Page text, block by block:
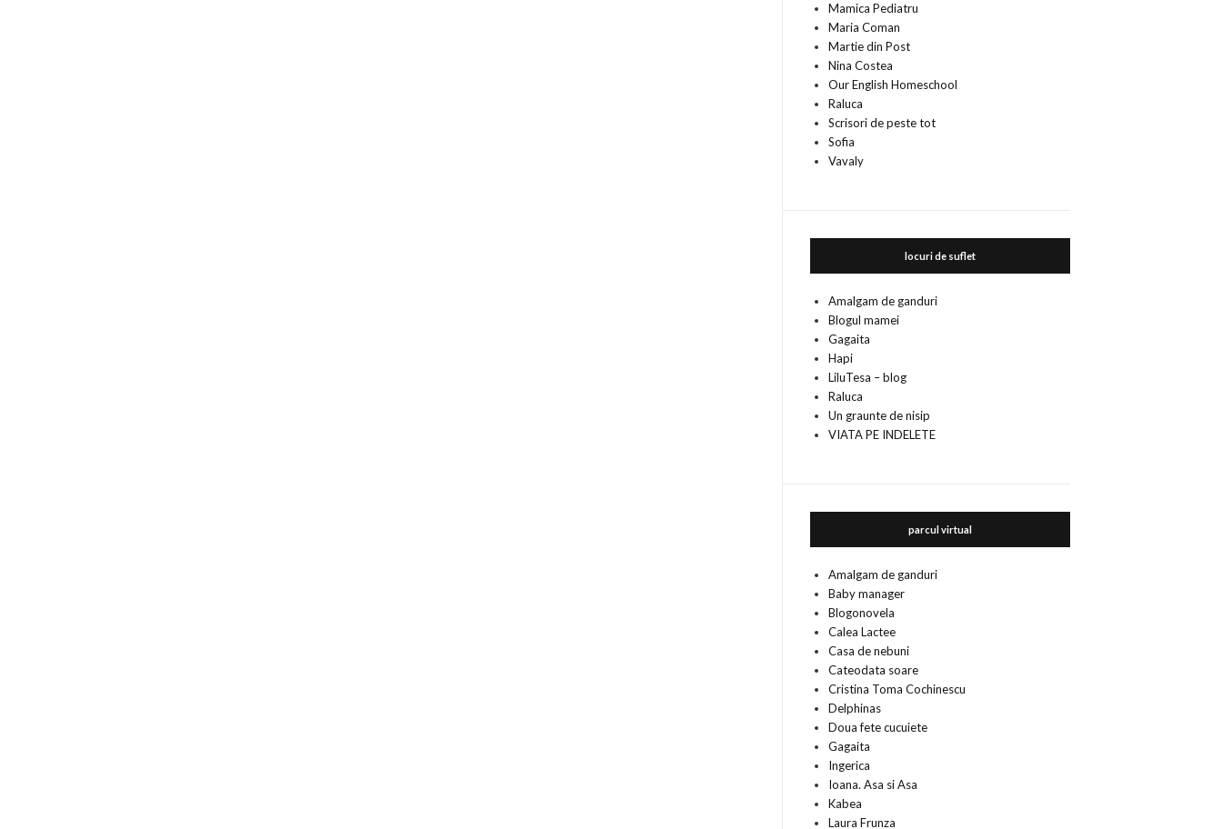
Mamica Pediatru
Maria Coman
Martie din Post
Nina Costea
Our English Homeschool
Raluca
Scrisori de peste tot
Sofia
Vavaly
locuri de suflet
Amalgam de ganduri
Blogul mamei
Gagaita
Hapi
LiluTesa – blog
Raluca
Un graunte de nisip
VIATA PE INDELETE
parcul virtual
Amalgam de ganduri
Baby manager
Blogonovela
Calea Lactee
Casa de nebuni
Cateodata soare
Cristina Toma Cochinescu
Delphinas
Doua fete cucuiete
Gagaita
Ingerica
Ioana. Asa si Asa
Kabea
Laura Frunza